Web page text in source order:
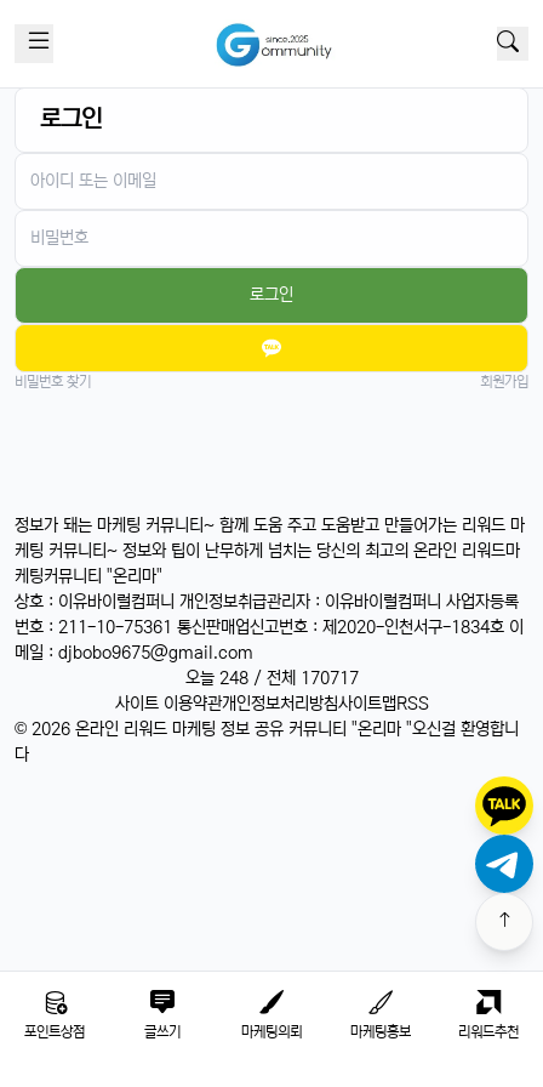
로그인
로그인
비밀번호 찾기 회원가입
정보가 돼는 마케팅 커뮤니티~ 함께 도움 주고 도움받고 만들어가는 리워드 마
케팅 커뮤니티~ 정보와 팁이 난무하게 넘치는 당신의 최고의 온라인 리워드마
케팅커뮤니티 "온리마"
상호 : 이유바이럴컴퍼니 개인정보취급관리자 : 이유바이럴컴퍼니 사업자등록
번호 : 211-10-75361 통신판매업신고번호 : 제2020-인천서구-1834호 이
메일 : djbobo9675@gmail.com
오늘 248 / 전체 170717
사이트 이용약관개인정보처리방침사이트맵RSS
© 2026 온라인 리워드 마케팅 정보 공유 커뮤니티 "온리마 "오신걸 환영합니
다
포인트상점 글쓰기 마케팅의뢰 마케팅홍보 리워드추천